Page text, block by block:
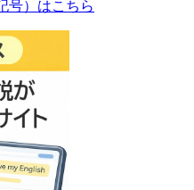
号）はこちら